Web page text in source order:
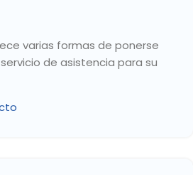
varias formas de ponerse
de asistencia para su